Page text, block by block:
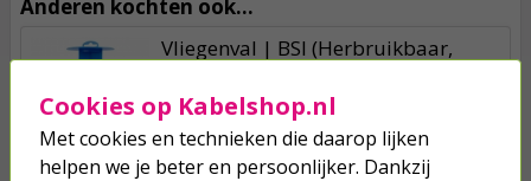
Anderen kochten ook...
Vliegenval | BSI (Herbruikbaar,
11,95
Cookies op Kabelshop.nl
Met cookies en technieken die daarop lijken
helpen we je beter en persoonlijker. Dankzij